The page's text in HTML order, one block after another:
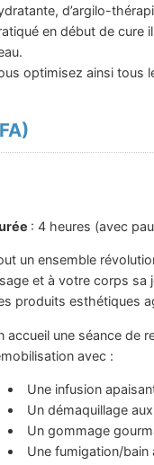
d’argilo-
en début de cure
optimisez ainsi tous
)
: 4 heures (avec
un ensemble
et à votre corps sa
produits esthétiques
accueil une séance de
avec :
Une infusion
Un démaquillage
Un gommage
Une fumigation/bain